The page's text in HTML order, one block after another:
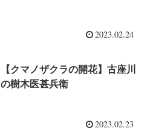
2023.02.24
【クマノザクラの開花】古座川
の樹木医甚兵衛
2023.02.23